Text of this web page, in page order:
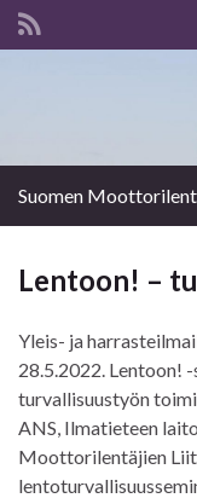
Search
Suomen
Len­toon! –
Yleis- ja
28.5.2022. Lentoon!
turvallisuustyön
ANS, Ilmatieteen
Moottorilentäjien